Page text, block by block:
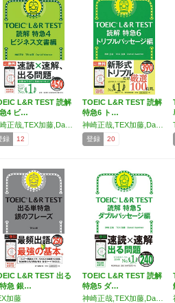
L&R TEST 読解
4 ビ…
録 12
TOEIC L&R TEST 読解
特急6 ト…
登録 20
L&R TEST 出る
急 銀…
加藤
TOEIC L&R TEST 読解
特急5 ダ…